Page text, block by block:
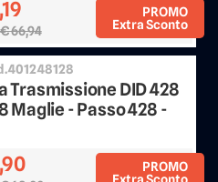
PROMO
Extra Sconto
€ 66,94 Sconto 25%
Trasmissione DID 428
Maglie - Passo 428 -
PROMO